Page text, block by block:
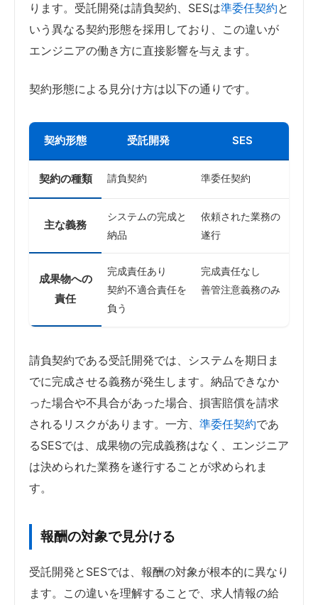
ります。受託開発は請負契約、SESは準委任契約と
いう異なる契約形態を採用しており、この違いが
エンジニアの働き方に直接影響を与えます。
契約形態による見分け方は以下の通りです。
契約形態 受託開発 SES
契約の種類 請負契約 準委任契約
主な義務
システムの完成と
納品
依頼された業務の
遂行
成果物への
責任
完成責任あり
契約不適合責任を
負う
完成責任なし
善管注意義務のみ
請負契約である受託開発では、システムを期日ま
でに完成させる義務が発生します。納品できなか
った場合や不具合があった場合、損害賠償を請求
されるリスクがあります。一方、 準委任契約であ
るSESでは、成果物の完成義務はなく、エンジニア
は決められた業務を遂行することが求められま
す。
報酬の対象で見分ける
受託開発とSESでは、報酬の対象が根本的に異なり
ます。この違いを理解することで、求人情報の給